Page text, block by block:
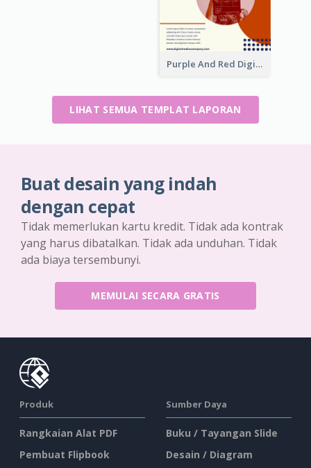
Purple And Red Digital Media Annual Report
LIHAT SEMUA TEMPLAT LAPORAN
Buat desain yang indah
dengan cepat
Tidak memerlukan kartu kredit. Tidak ada kontrak
yang harus dibatalkan. Tidak ada unduhan. Tidak
ada biaya tersembunyi.
MEMULAI SECARA GRATIS
Produk
Rangkaian Alat PDF
Pembuat Flipbook
Sumber Daya
Buku / Tayangan Slide
Desain / Diagram